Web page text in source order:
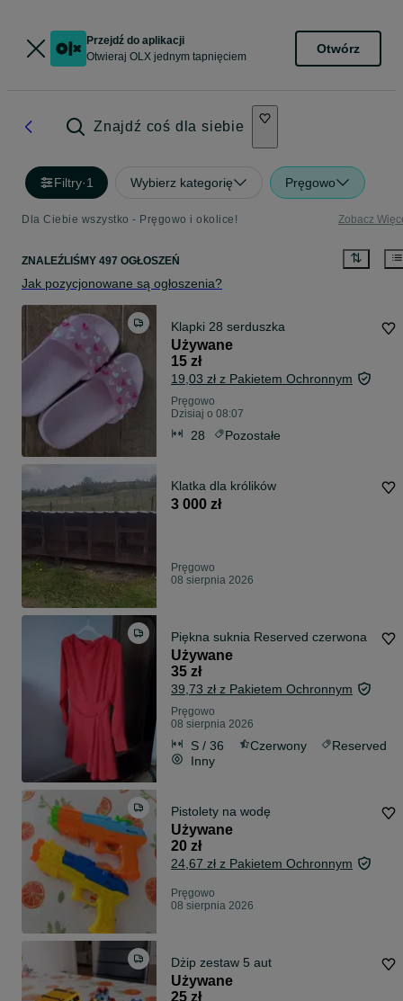
Przejdź do aplikacji
Otwieraj OLX jednym tapnięciem
Otwórz
Znajdź coś dla siebie
Filtry·1 Wybierz kategorię Pręgowo
Dla Ciebie wszystko - Pręgowo i okolice! Zobacz
ZNALEŹLIŚMY 497 OGŁOSZEŃ
Jak pozycjonowane są ogłoszenia?
Klapki 28 serduszka
Używane
15 zł
19,03 zł z Pakietem Ochronnym
Pręgowo
Dzisiaj o 08:07
28 Pozostałe
Klatka dla królików
3 000 zł
Pręgowo
08 sierpnia 2026
Piękna suknia Reserved czerwona
Używane
35 zł
39,73 zł z Pakietem Ochronnym
Pręgowo
08 sierpnia 2026
S / 36 Czerwony
Reserved
Inny
Pistolety na wodę
Używane
20 zł
24,67 zł z Pakietem Ochronnym
Pręgowo
08 sierpnia 2026
Dżip zestaw 5 aut
Używane
25 zł